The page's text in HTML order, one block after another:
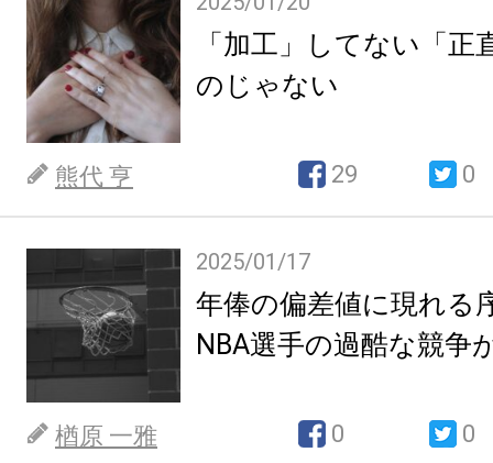
「加工」してない「正
のじゃない
熊代 亨 29 0
2025/01/17
年俸の偏差値に現れる
NBA選手の過酷な競争
楢原 一雅 0 0